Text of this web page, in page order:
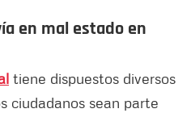
en mal estado en
tiene dispuestos diversos
ciudadanos sean parte